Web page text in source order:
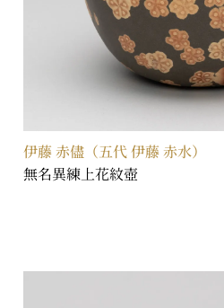
伊藤 赤儘（五代 伊藤 赤水）
無名異練上花紋壺